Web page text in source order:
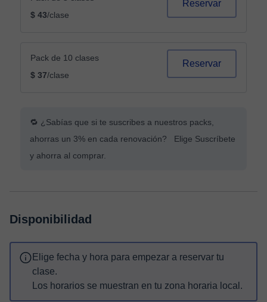
$ 43/clase
Reservar
Pack de 10 clases
$ 37/clase
Reservar
🔁 ¿Sabías que si te suscribes a nuestros packs,
ahorras un 3% en cada renovación? Elige Suscríbete
y ahorra al comprar.
Disponibilidad
Elige fecha y hora para empezar a reservar tu
clase.
Los horarios se muestran en tu zona horaria local.